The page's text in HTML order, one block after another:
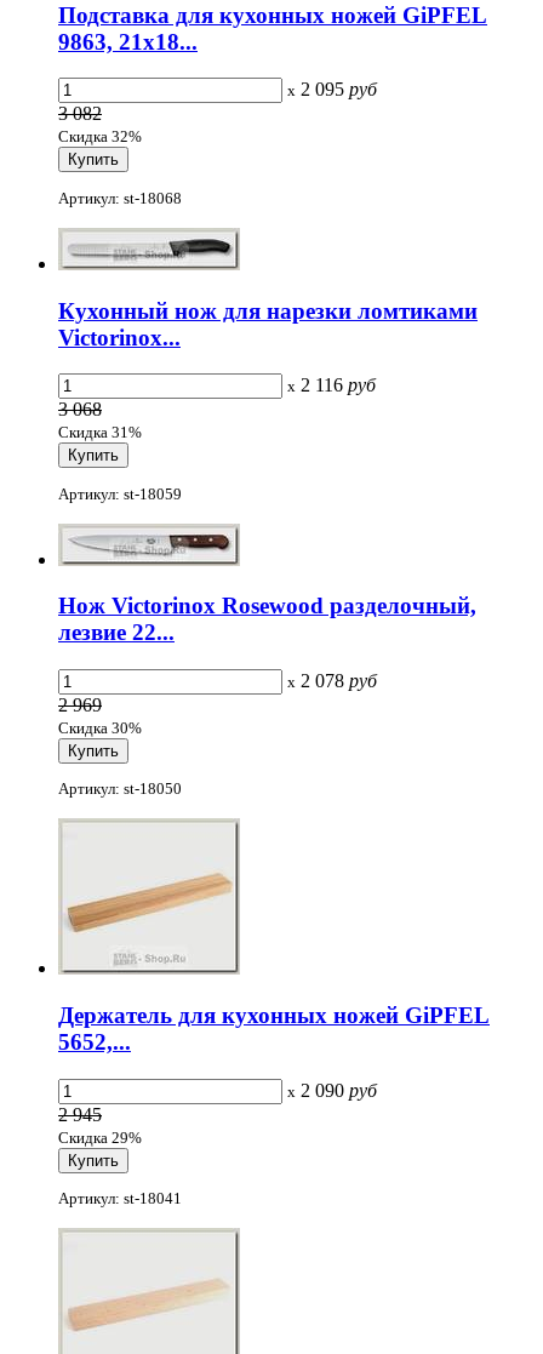
Подставка для кухонных ножей GiPFEL
9863, 21х18...
x 2 095 руб
3 082
Скидка 32%
Артикул: st-18068
Кухонный нож для нарезки ломтиками
Victorinox...
x 2 116 руб
3 068
Скидка 31%
Артикул: st-18059
Нож Victorinox Rosewood разделочный,
лезвие 22...
x 2 078 руб
2 969
Скидка 30%
Артикул: st-18050
Держатель для кухонных ножей GiPFEL
5652,...
x 2 090 руб
2 945
Скидка 29%
Артикул: st-18041